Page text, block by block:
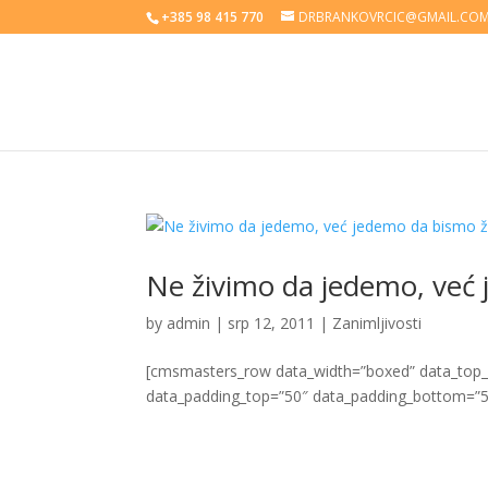
+385 98 415 770 DRBRANKOVRCIC@GMAIL.COM
Ne živimo da jedemo,
by admin | srp 12, 2011 | Zanimljivosti
[cmsmasters_row data_width=”boxed”
data_padding_top=”50″